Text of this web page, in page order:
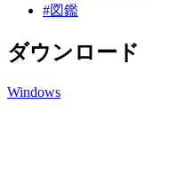
#図鑑
ダウンロード
Windows